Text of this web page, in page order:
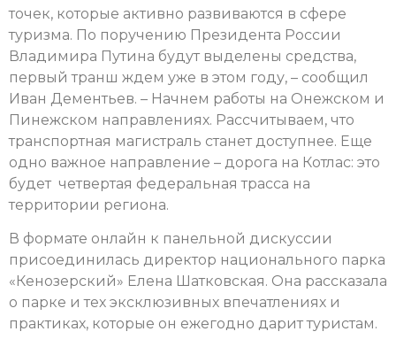
точек, которые активно развиваются в сфере
туризма. По поручению Президента России
Владимира Путина будут выделены средства,
первый транш ждем уже в этом году, – сообщил
Иван Дементьев. – Начнем работы на Онежском и
Пинежском направлениях. Рассчитываем, что
транспортная магистраль станет доступнее. Еще
одно важное направление – дорога на Котлас: это
будет четвертая федеральная трасса на
территории региона.
В формате онлайн к панельной дискуссии
присоединилась директор национального парка
«Кенозерский» Елена Шатковская. Она рассказала
о парке и тех эксклюзивных впечатлениях и
практиках, которые он ежегодно дарит туристам.